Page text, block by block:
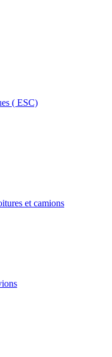
( ESC)
et camions